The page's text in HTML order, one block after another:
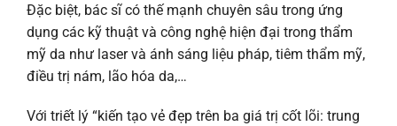
Đặc biệt, bác sĩ có thế mạnh chuyên sâu trong ứng
dụng các kỹ thuật và công nghệ hiện đại trong thẩm
mỹ da như laser và ánh sáng liệu pháp, tiêm thẩm mỹ,
điều trị nám, lão hóa da,…
Với triết lý “kiến tạo vẻ đẹp trên ba giá trị cốt lõi: trung